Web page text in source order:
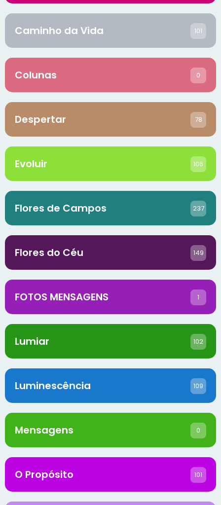
Caminho da Vida 101
Colunas 0
Despertar 78
Evoluir 106
Flores de Campos 237
Flores do Céu 149
FOTOS MENSAGENS 1
Lumiar 102
Luminescência 109
Mensagens 0
O Propósito 101